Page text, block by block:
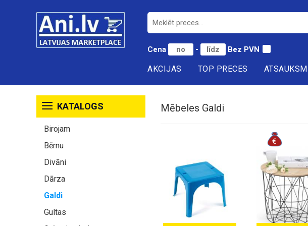
Cena - Bez PVN
AKCIJAS TOP PRECES
KATALOGS
Birojam
Bērnu
Divāni
Dārza
Galdi
Gultas
Mēbeles Galdi